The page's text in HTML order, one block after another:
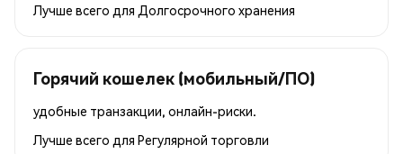
Лучше всего для Долгосрочного хранения
Горячий кошелек (мобильный/ПО)
удобные транзакции, онлайн-риски.
Лучше всего для Регулярной торговли